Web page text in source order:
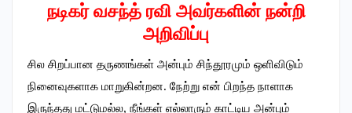
நடிகர் வசந்த் ரவி அவர்களின் நன்றி
அறிவிப்பு
சில சிறப்பான தருணங்கள் அன்பும் சிந்தூரமும் ஒளிவிடும்
நினைவுகளாக மாறுகின்றன. நேற்று என் பிறந்த நாளாக
இருந்தது மட்டுமல்ல, நீங்கள் எல்லாரும் காட்டிய அன்பும்